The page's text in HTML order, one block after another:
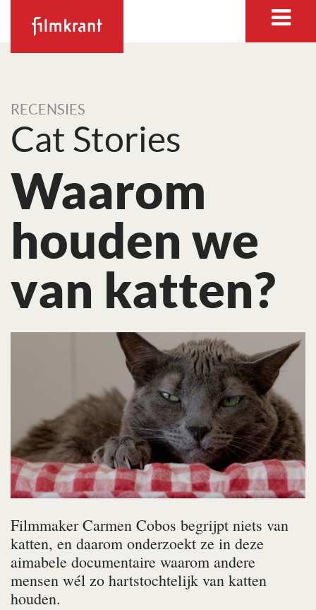
RECENSIES
Cat Stories
Waarom
houden we
van katten?
Filmmaker Carmen Cobos begrijpt niets van
katten, en daarom onderzoekt ze in deze
aimabele documentaire waarom andere
mensen wél zo hartstochtelijk van katten
houden.